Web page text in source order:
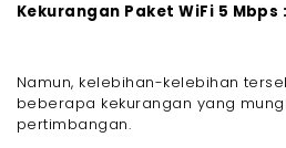
Kekurangan Paket WiFi 5 Mbps :
Namun, kelebihan-kelebihan
beberapa kekurangan yang
pertimbangan.